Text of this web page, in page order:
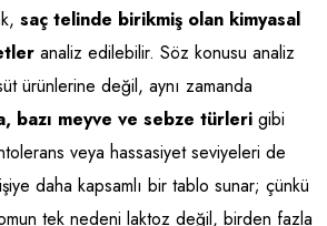
saç telinde birikmiş olan kimyasal
analiz edilebilir. Söz konusu analiz
ürünlerine değil, aynı zamanda
bazı meyve ve sebze türleri gibi
veya hassasiyet seviyeleri de
daha kapsamlı bir tablo sunar; çünkü
tek nedeni laktoz değil, birden fazla